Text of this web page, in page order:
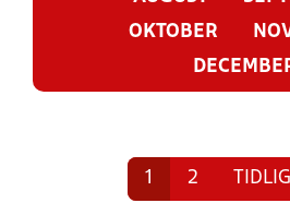
OKTOBER
1 2